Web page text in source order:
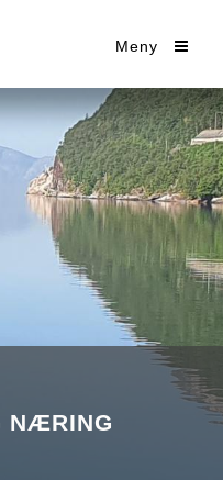
Meny
NÆRING